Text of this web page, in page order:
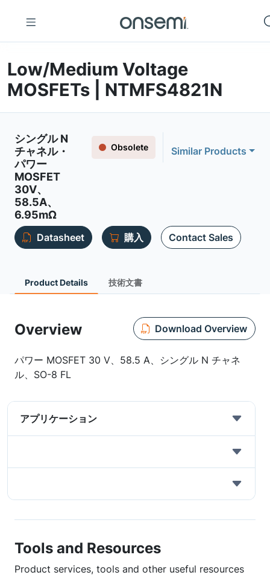
Low/Medium Voltage
MOSFETs | NTMFS4821N
シングル N
チャネル・
パワー
MOSFET
30V、
58.5A、
6.95mΩ
Obsolete Similar Products
Datasheet 購入 Contact Sales
Product Details 技術文書
Overview Download Overview
パワー MOSFET 30 V、58.5 A、シングル N チャネ
ル、SO-8 FL
アプリケーション
Tools and Resources
Product services, tools and other useful resources